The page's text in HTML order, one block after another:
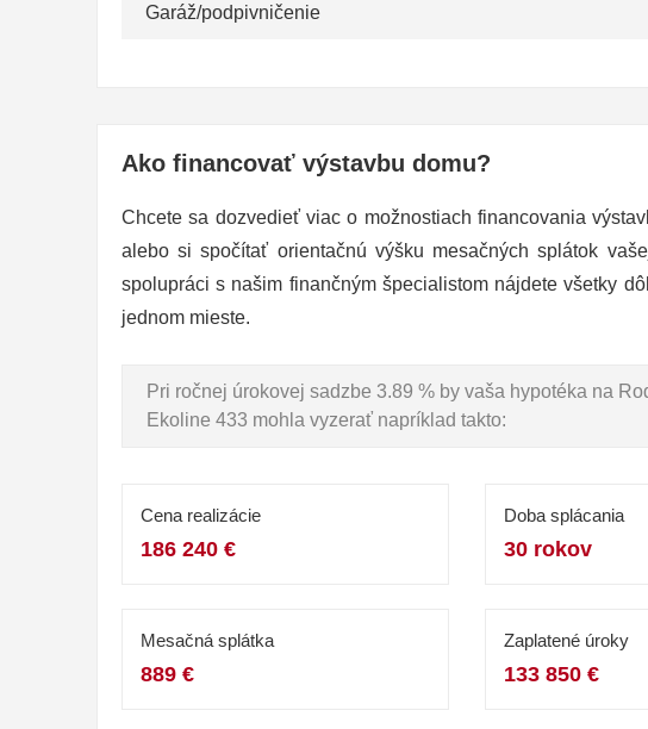
Garáž/podpivničenie
Ako financovať výstavbu domu?
Chcete sa dozvedieť viac o možnostiach financovania
alebo si spočítať orientačnú výšku mesačných splátok
spolupráci s našim finančným špecialistom nájdete všetky
jednom mieste.
Pri ročnej úrokovej sadzbe 3.89 % by vaša hypotéka na
Ekoline 433 mohla vyzerať napríklad takto:
Cena realizácie
186 240 €
Doba splácania
30 rokov
Mesačná splátka
889 €
Zaplatené úroky
133 850 €